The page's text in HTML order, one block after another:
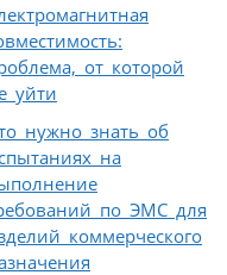
от которой
уйти
нужно знать об
на
по ЭМС для
коммерческого